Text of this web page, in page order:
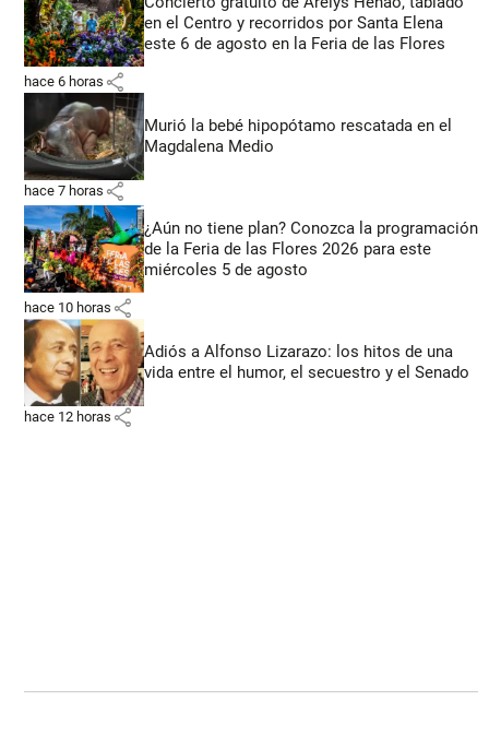
en el Centro y recorridos por Santa Elena
este 6 de agosto en la Feria de las Flores
hace 6 horas share
Murió la bebé hipopótamo rescatada en el
Magdalena Medio
hace 7 horas share
¿Aún no tiene plan? Conozca la programación
de la Feria de las Flores 2026 para este
miércoles 5 de agosto
hace 10 horas share
Adiós a Alfonso Lizarazo: los hitos de una
vida entre el humor, el secuestro y el Senado
hace 12 horas share